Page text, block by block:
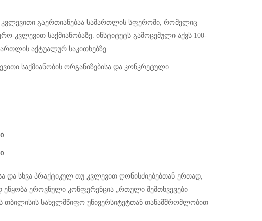
კვლევითი გაერთიანებაა სამართლის სფეროში, რომელიც
საქმიანობაზე. ინსტიტუტს გამოცემული აქვს 100-
აქტუალურ საკითხებზე.
საქმიანობის ორგანიზებისა და კონკრეტული
და სხვა პრაქტიკულ თუ კვლევით ღონისძიებებთან ერთად,
ეროვნული კონფერენცია „რთული შემთხვევები
თბილისის სახელმწიფო უნივერსიტეტთან თანამშრომლობით